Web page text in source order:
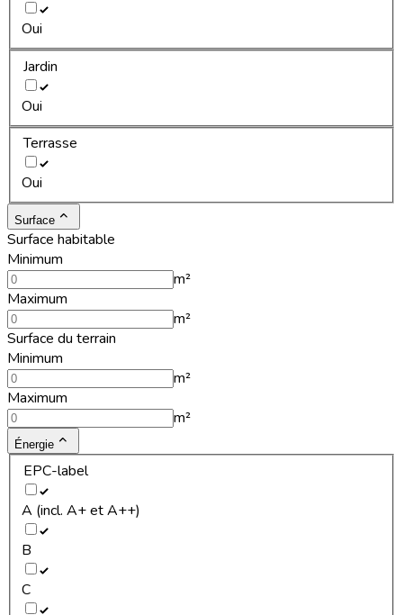
Oui
Jardin
Oui
Terrasse
Oui
Surface
Surface habitable
Minimum
m²
Maximum
m²
Surface du terrain
Minimum
m²
Maximum
m²
Énergie
EPC-label
A (incl. A+ et A++)
B
C